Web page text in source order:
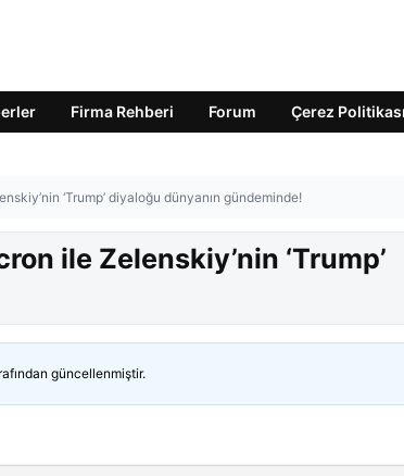
Firma Rehberi Forum Çerez Politikası
‘Trump’ diyaloğu dünyanın gündeminde!
ile Zelenskiy’nin ‘Trump’
güncellenmiştir.